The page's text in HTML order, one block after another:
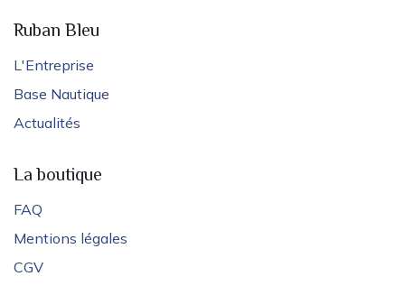
Ruban Bleu
L'Entreprise
Base Nautique
Actualités
La boutique
FAQ
Mentions légales
CGV